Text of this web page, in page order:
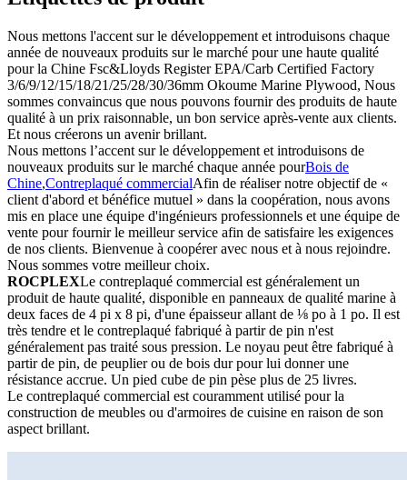
Nous mettons l'accent sur le développement et introduisons chaque
année de nouveaux produits sur le marché pour une haute qualité
pour la Chine Fsc&Lloyds Register EPA/Carb Certified Factory
3/6/9/12/15/18/21/25/28/30/36mm Okoume Marine Plywood, Nous
sommes convaincus que nous pouvons fournir des produits de haute
qualité à un prix raisonnable, un bon service après-vente aux clients.
Et nous créerons un avenir brillant.
Nous mettons l’accent sur le développement et introduisons de
nouveaux produits sur le marché chaque année pourBois de
Chine,Contreplaqué commercialAfin de réaliser notre objectif de «
client d'abord et bénéfice mutuel » dans la coopération, nous avons
mis en place une équipe d'ingénieurs professionnels et une équipe de
vente pour fournir le meilleur service afin de satisfaire les exigences
de nos clients. Bienvenue à coopérer avec nous et à nous rejoindre.
Nous sommes votre meilleur choix.
ROCPLEXLe contreplaqué commercial est généralement un
produit de haute qualité, disponible en panneaux de qualité marine à
deux faces de 4 pi x 8 pi, d'une épaisseur allant de ⅛ po à 1 po. Il est
très tendre et le contreplaqué fabriqué à partir de pin n'est
généralement pas traité sous pression. Le noyau peut être fabriqué à
partir de pin, de peuplier ou de bois dur pour lui donner une
résistance accrue. Un pied cube de pin pèse plus de 25 livres.
Le contreplaqué commercial est couramment utilisé pour la
construction de meubles ou d'armoires de cuisine en raison de son
aspect brillant.